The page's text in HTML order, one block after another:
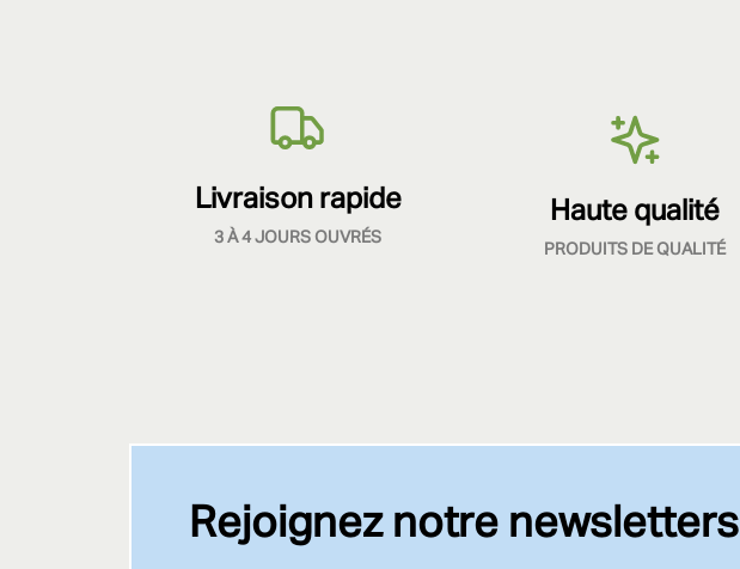
Livraison rapide
3 À 4 JOURS OUVRÉS
Haute qualité
PRODUITS DE QUALITÉ
Rejoignez notre newsletters